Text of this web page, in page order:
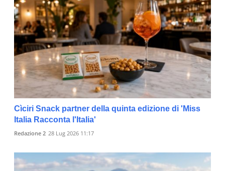
Cìciri Snack partner della quinta edizione di 'Miss
Italia Racconta l'Italia'
Redazione 2 28 Lug 2026 11:17